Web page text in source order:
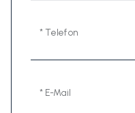
* Telefon
* E-Mail